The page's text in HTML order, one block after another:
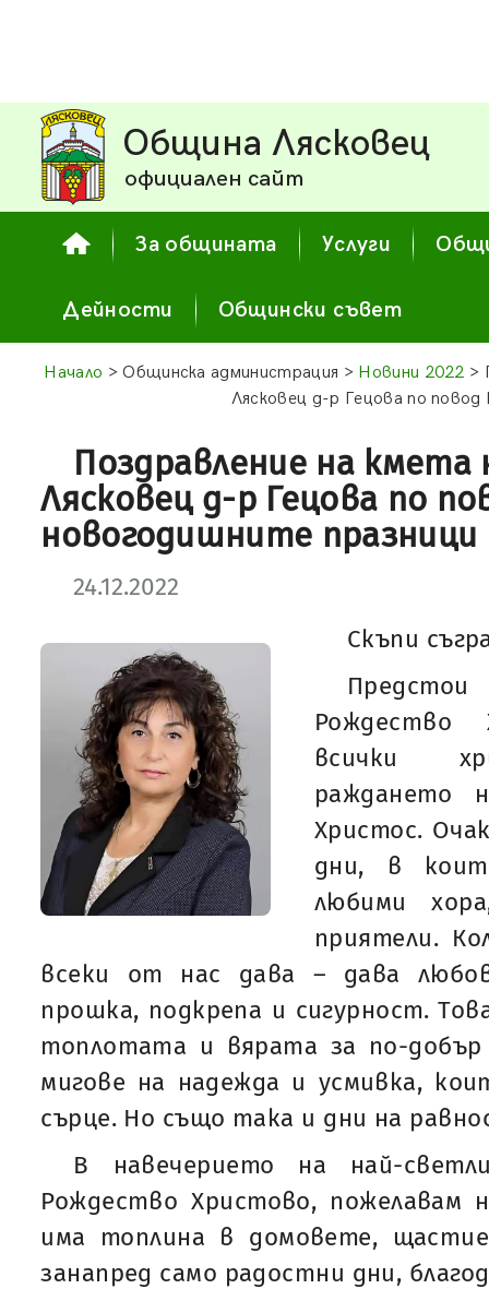
Община Лясковец
официален сайт
За общината Услуги
Дейности Общински съвет
Начало > Общинска администрация > Новини 2022 >
Лясковец д-р Гецова по
Поздравление на
Лясковец д-р Гецова по
новогодишните празници
24.12.2022
Скъпи
всички
раждането
Христос.
дни, в
любими
приятели.
всеки от нас дава – дава
прошка, подкрепа и сигурност.
топлотата и вярата за по-
мигове на надежда и усмивка,
сърце. Но също така и дни на
В навечерието на най-
Рождество Христово, пожелавам
има топлина в домовете,
занапред само радостни дни,